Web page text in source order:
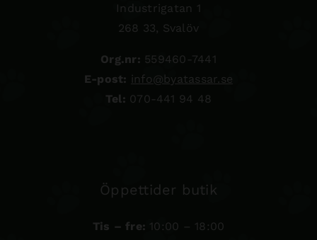
Industrigatan 1
268 33, Svalöv
Org.nr: 559460-7441
E-post: info@byatassar.se
Tel: 070-441 94 48
Öppettider butik
Tis – fre: 10:00 – 18:00